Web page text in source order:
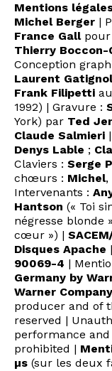
Mentions
Michel Berger |
France Gallpour
Thierry Boccon-
Conception
Laurent Gatignol
Frank Filipetti au
1992) | Gravure :
York) par Ted
Claude Salmieri
Denys Lable ;
Claviers : Serge
chœurs : Michel,
Intervenants :
Hantson (« Toi
négresse blonde
cœur ») |
Disques Apache |
90069-4 |
Germany by
Warner Company
producer and of
reserved |
performance
prohibited |
µs (sur les deux